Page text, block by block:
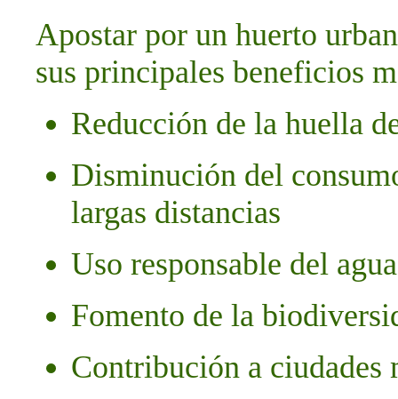
Apostar por un huerto
sus principales beneficios
Reducción de la huella
Disminución del
largas distancias
Uso responsable del
Fomento de la
Contribución a ciudades